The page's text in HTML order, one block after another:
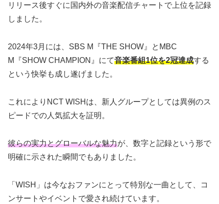
リリース後すぐに国内外の音楽配信チャートで上位を記録
しました。
2024年3月には、SBS M『THE SHOW』とMBC
M『SHOW CHAMPION』にて音楽番組1位を2冠達成する
という快挙も成し遂げました。
これによりNCT WISHは、新人グループとしては異例のス
ピードでの人気拡大を証明。
彼らの実力とグローバルな魅力が、数字と記録という形で
明確に示された瞬間でもありました。
「WISH」は今なおファンにとって特別な一曲として、コ
ンサートやイベントで愛され続けています。